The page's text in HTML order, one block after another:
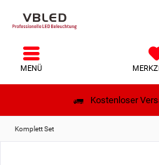
Kostenloser
MENÜ
Komplett Set